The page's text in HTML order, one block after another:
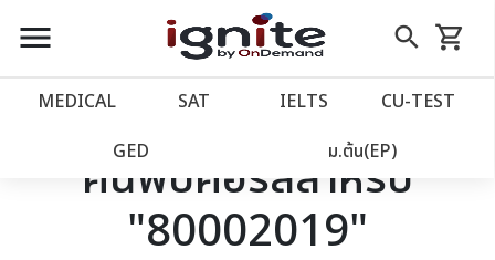
close
account_balance หน้าแรก
เว็บไซต์อิกไนท์
โปรโมชั่น
menu search
Skip
to
shopping_cart
รถเข็น
MEDICAL SAT IELTS CU‑TEST
GED ม.ต้น(EP)
ค้นพบคอร์สสำหรับ
"80002019"